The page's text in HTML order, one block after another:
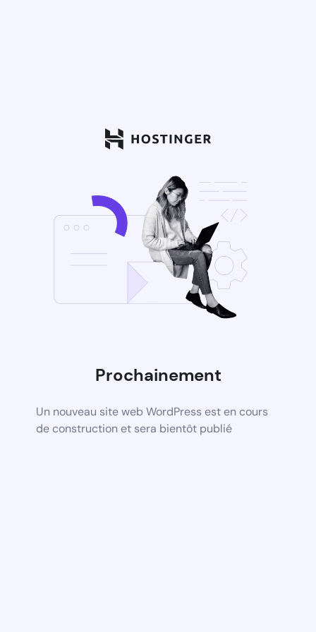
Prochainement
Un nouveau site web WordPress est en cours
de construction et sera bientôt publié